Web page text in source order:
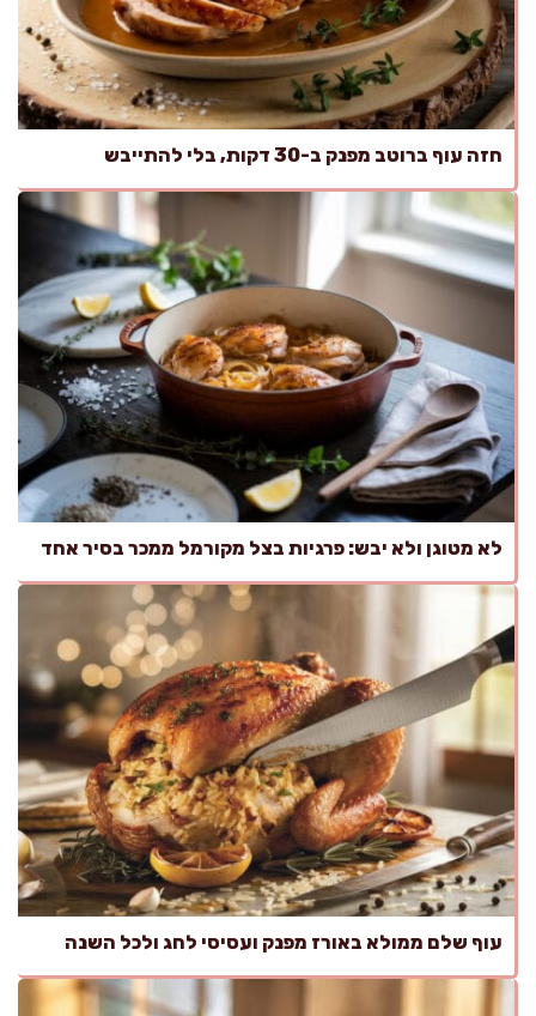
חזה עוף ברוטב מפנק ב-30 דקות, בלי להתייבש
לא מטוגן ולא יבש: פרגיות בצל מקורמל ממכר בסיר אחד
עוף שלם ממולא באורז מפנק ועסיסי לחג ולכל השנה